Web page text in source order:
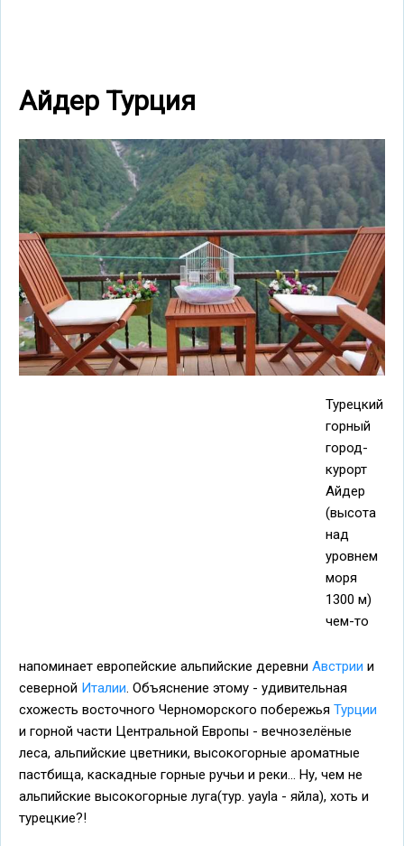
Айдер Турция
Турецкий
горный
город-
курорт
Айдер
(высота
над
уровнем
моря
1300 м)
чем-то
напоминает европейские альпийские деревни Австрии и
северной Италии. Объяснение этому - удивительная
схожесть восточного Черноморского побережья Турции
и горной части Центральной Европы - вечнозелёные
леса, альпийские цветники, высокогорные ароматные
пастбища, каскадные горные ручьи и реки... Ну, чем не
альпийские высокогорные луга(тур. yayla - яйла), хоть и
турецкие?!